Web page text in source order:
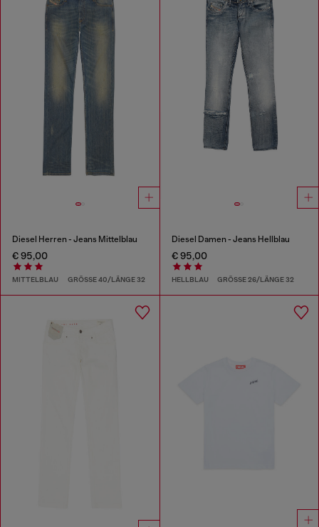
Diesel Herren - Jeans Mittelblau
€ 95,00
MITTELBLAU GRÖSSE 40/LÄNGE 32
Diesel Damen - Jeans Hellblau
€ 95,00
HELLBLAU GRÖSSE 26/LÄNGE 32